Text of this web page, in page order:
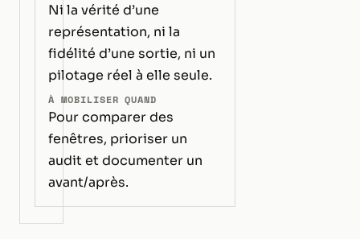
Ni la vérité d’une
représentation, ni la
fidélité d’une sortie, ni un
pilotage réel à elle seule.
À MOBILISER QUAND
Pour comparer des
fenêtres, prioriser un
audit et documenter un
avant/après.